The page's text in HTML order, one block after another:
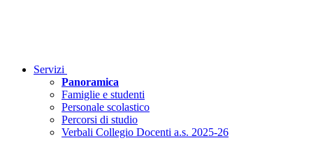
Servizi
Panoramica
Famiglie e studenti
Personale scolastico
Percorsi di studio
Verbali Collegio Docenti a.s. 2025-26